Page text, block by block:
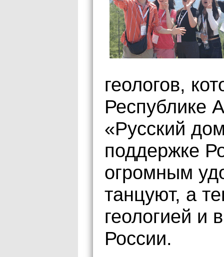
геологов,
Республике
«Русский
поддержке
огромным
танцуют, а
геологией и
России.